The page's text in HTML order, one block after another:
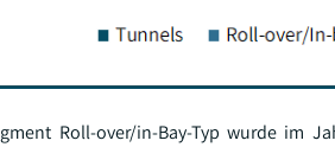
Roll-over/in-Bay-Typ wurde im